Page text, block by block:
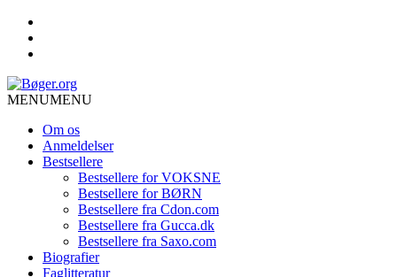
MENUMENU
Om os
Anmeldelser
Bestsellere
Bestsellere for VOKSNE
Bestsellere for BØRN
Bestsellere fra Cdon.com
Bestsellere fra Gucca.dk
Bestsellere fra Saxo.com
Biografier
Faglitteratur